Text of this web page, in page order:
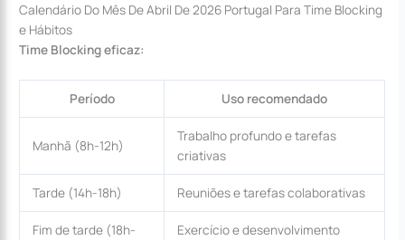
Calendário Do Mês De Abril De 2026 Portugal Para Time Blocking
e Hábitos
Time Blocking eficaz:
Período Uso recomendado
Manhã (8h-12h)
Trabalho profundo e tarefas
criativas
Tarde (14h-18h) Reuniões e tarefas colaborativas
Fim de tarde (18h-
Exercício e desenvolvimento